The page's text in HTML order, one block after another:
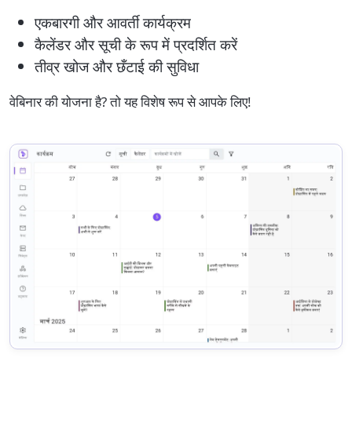
एकबारगी और आवर्ती कार्यक्रम
कैलेंडर और सूची के रूप में प्रदर्शित करें
तीव्र खोज और छँटाई की सुविधा
वेबिनार की योजना है? तो यह विशेष रूप से आपके लिए!